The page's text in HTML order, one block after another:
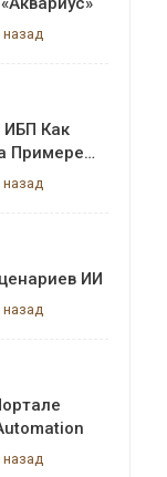
Как
Примере…
ИИ